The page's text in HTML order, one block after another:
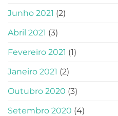
Junho 2021 (2)
Abril 2021 (3)
Fevereiro 2021 (1)
Janeiro 2021 (2)
Outubro 2020 (3)
Setembro 2020 (4)